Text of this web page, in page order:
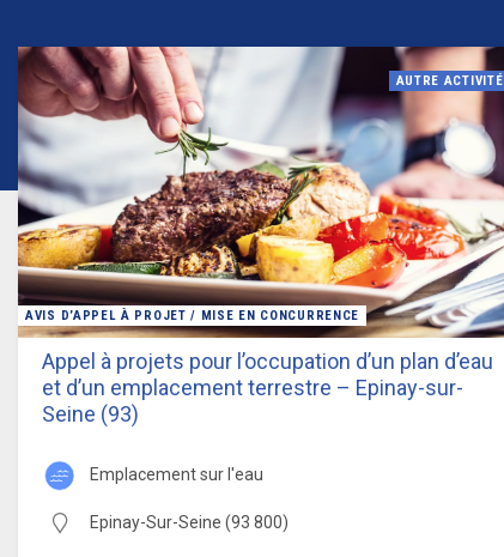
AUTRE ACTIVITÉ
AVIS D’APPEL À PROJET / MISE EN CONCURRENCE
Appel à projets pour l’occupation d’un plan d’eau
et d’un emplacement terrestre – Epinay-sur-
Seine (93)
emplacement sur l'eau
Epinay-Sur-Seine (93 800)